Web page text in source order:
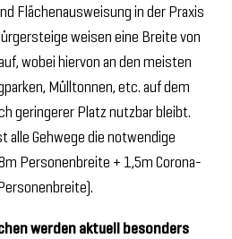
Flächenausweisung in der Praxis
weisen eine Breite von
wobei hiervon an den meisten
Mülltonnen, etc. auf dem
geringerer Platz nutzbar bleibt.
Gehwege die notwendige
Personenbreite + 1,5m Corona-
werden aktuell besonders